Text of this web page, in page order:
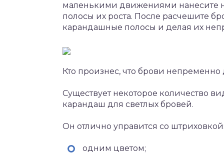
маленькими движениями нанесите
полосы их роста. После расчешите
карандашные полосы и делая их
Кто произнес, что брови
Существует некоторое количество
карандаш для светлых бровей.
Он отлично управится со
одним цветом;